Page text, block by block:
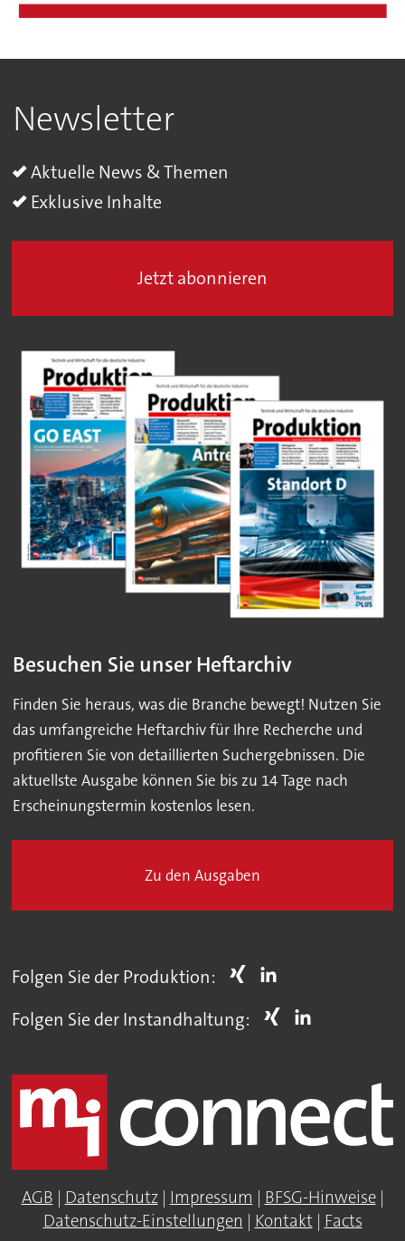
Newsletter
Aktuelle News & Themen
Exklusive Inhalte
Jetzt abonnieren
Besuchen Sie unser Heftarchiv
Finden Sie heraus, was die Branche bewegt! Nutzen Sie
das umfangreiche Heftarchiv für Ihre Recherche und
profitieren Sie von detaillierten Suchergebnissen. Die
aktuellste Ausgabe können Sie bis zu 14 Tage nach
Erscheinungstermin kostenlos lesen.
Zu den Ausgaben
Folgen Sie der Produktion:
Folgen Sie der Instandhaltung:
AGB | Datenschutz| Impressum | BFSG-Hinweise|
Datenschutz-Einstellungen | Kontakt| Facts